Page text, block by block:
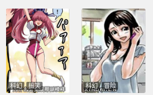
科幻 搞笑 科幻 冒险